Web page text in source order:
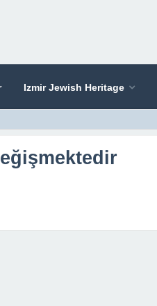
Izmir Jewish Heritage